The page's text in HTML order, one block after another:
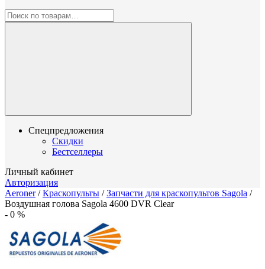
Спецпредложения
Скидки
Бестселлеры
Личный кабинет
Авторизация
Aeroner/Краскопульты /Запчасти для краскопультов Sagola /
Воздушная голова Sagola 4600 DVR Clear
- 0 %